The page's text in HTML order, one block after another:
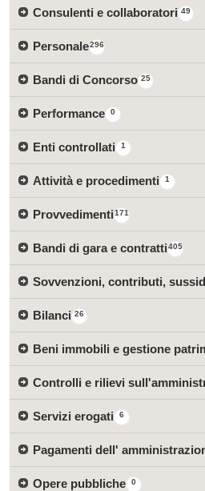
49
Consulenti e collaboratori
296
Personale
25
Bandi di Concorso
0
Performance
1
Enti controllati
1
Attività e procedimenti
171
Provvedimenti
405
Bandi di gara e contratti
Sovvenzioni, contributi,
26
Bilanci
Beni immobili e gestione
Controlli e rilievi
6
Servizi erogati
Pagamenti dell'
0
Opere pubbliche